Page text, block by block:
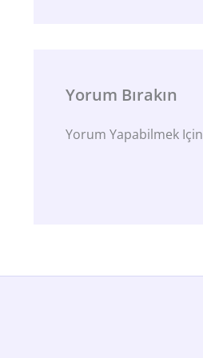
Yorum Bırakın
Yorum Yapabilmek Için